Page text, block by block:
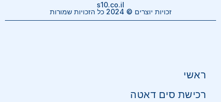
s10.co.il
זכויות יוצרים © 2024 כל הזכויות שמורות
ראשי
רכישת סים דאטה